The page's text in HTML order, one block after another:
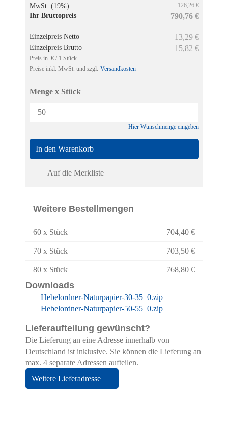
MwSt. (19%) 126,26 €
Ihr Bruttopreis 790,76 €
Einzelpreis Netto 13,29 €
Einzelpreis Brutto 15,82 €
Preis in € / 1 Stück
Preise inkl. MwSt. und zzgl. Versandkosten
Menge x Stück
Hier Wunschmenge eingeben
In den Warenkorb
Auf die Merkliste
Weitere Bestellmengen
60 x Stück 704,40 €
70 x Stück 703,50 €
80 x Stück 768,80 €
Downloads
Hebelordner-Naturpapier-30-35_0.zip
Hebelordner-Naturpapier-50-55_0.zip
Lieferaufteilung gewünscht?
Die Lieferung an eine Adresse innerhalb von
Deutschland ist inklusive. Sie können die Lieferung an
max. 4 separate Adressen aufteilen.
Weitere Lieferadresse